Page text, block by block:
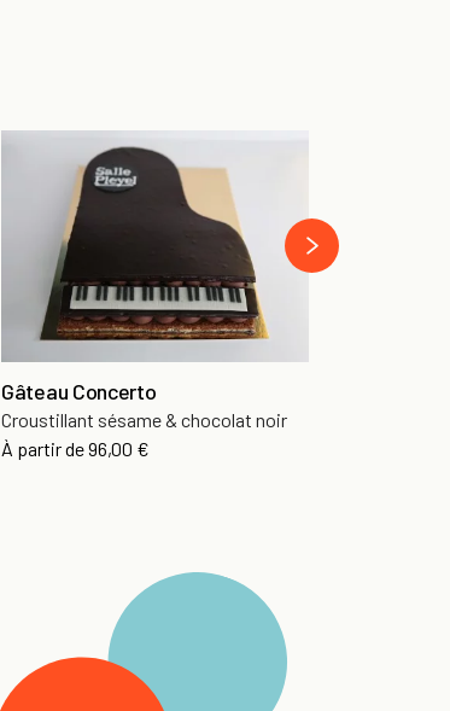
Gâteau Concerto
Croustillant sésame & chocolat noir
À partir de96,00 €
›